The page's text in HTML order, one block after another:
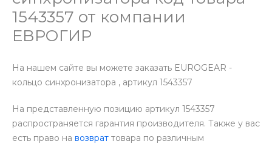
1543357 от компании
ЕВРОГИР
На нашем сайте вы можете заказать EUROGEAR -
кольцо синхронизатора , артикул 1543357
На представленную позицию артикул 1543357
распространяется гарантия производителя. Также у вас
есть право на возврат товара по различным